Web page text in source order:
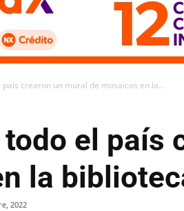
crearon un mural de mosaicos en la...
el país
la
2022